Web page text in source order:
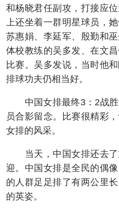
和杨晓君任副攻，打接应
上还坐着一群明星球员，
苏惠娟、李延军、殷勤和
体校教练的吴多发、在文
比赛。吴多发说，当时他
排球功夫仍相当好。
中国女排最终3：2战胜
员合影留念。比赛很精彩
女排的风采。
当天，中国女排还去了
迎。中国女排是全民的偶
的人群足足排了有两公里
的英姿。